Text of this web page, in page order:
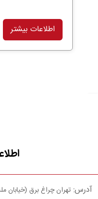
اطلاعات بیشتر
آدرس: تهران چراغ برق (خیابان